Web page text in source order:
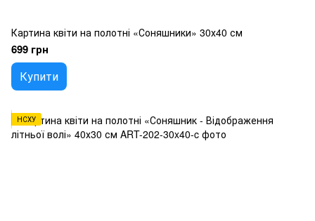
Картина квіти на полотні «Соняшники» 30х40 см
699 грн
Купити
НСХУ